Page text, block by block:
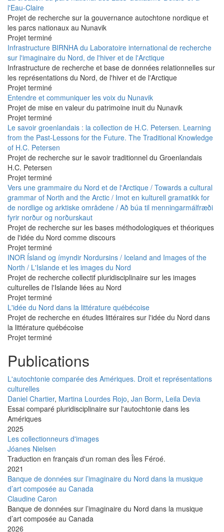
l'Eau-Claire
Projet de recherche sur la gouvernance autochtone nordique et
les parcs nationaux au Nunavik
Projet terminé
Infrastructure BIRNHA du Laboratoire international de recherche
sur l'imaginaire du Nord, de l'hiver et de l'Arctique
Infrastructure de recherche et base de données relationnelles sur
les représentations du Nord, de l'hiver et de l'Arctique
Projet terminé
Entendre et communiquer les voix du Nunavik
Projet de mise en valeur du patrimoine inuit du Nunavik
Projet terminé
Le savoir groenlandais : la collection de H.C. Petersen. Learning
from the Past-Lessons for the Future. The Traditional Knowledge
of H.C. Petersen
Projet de recherche sur le savoir traditionnel du Groenlandais
H.C. Petersen
Projet terminé
Vers une grammaire du Nord et de l'Arctique / Towards a cultural
grammar of North and the Arctic / Imot en kulturell gramatikk for
de nordlige og arktiske områdene / Að búa til menningarmálfræði
fyrir norður og norðurskaut
Projet de recherche sur les bases méthodologiques et théoriques
de l'idée du Nord comme discours
Projet terminé
INOR Ísland og ímyndir Nordursins / Iceland and Images of the
North / L'Islande et les images du Nord
Projet de recherche collectif pluridisciplinaire sur les images
culturelles de l'Islande liées au Nord
Projet terminé
L'idée du Nord dans la littérature québécoise
Projet de recherche en études littéraires sur l'idée du Nord dans
la littérature québécoise
Projet terminé
Publications
L'autochtonie comparée des Amériques. Droit et représentations
culturelles
Daniel Chartier, Martina Lourdes Rojo, Jan Borm, Leila Devia
Essai comparé pluridisciplinaire sur l'autochtonie dans les
Amériques
2025
Les collectionneurs d'images
Jóanes Nielsen
Traduction en français d'un roman des Îles Féroé.
2021
Banque de données sur l’imaginaire du Nord dans la musique
d’art composée au Canada
Claudine Caron
Banque de données sur l’imaginaire du Nord dans la musique
d’art composée au Canada
2026